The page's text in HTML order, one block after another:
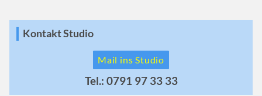
Kontakt Studio
Mail ins Studio
Tel.: 0791 97 33 33